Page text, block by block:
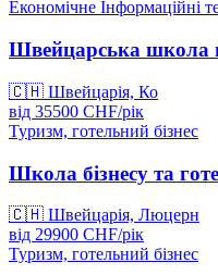
Економічне Інформаційні
Швейцарська школа
🇨🇭 Швейцарія, Ко
від 35500 CHF/рік
Туризм, готельний бізнес
Школа бізнесу та
🇨🇭 Швейцарія, Люцерн
від 29900 CHF/рік
Туризм, готельний бізнес